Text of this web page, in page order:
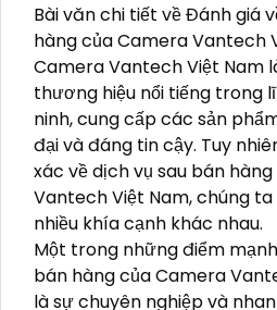
Bài văn chi tiết về Đánh giá
hàng của Camera Vantech
Camera Vantech Việt Nam
thương hiệu nổi tiếng trong
ninh, cung cấp các sản
đại và đáng tin cậy. Tuy
xác về dịch vụ sau bán
Vantech Việt Nam, chúng
nhiều khía cạnh khác nhau.
Một trong những điểm
bán hàng của Camera
là sự chuyên nghiệp và